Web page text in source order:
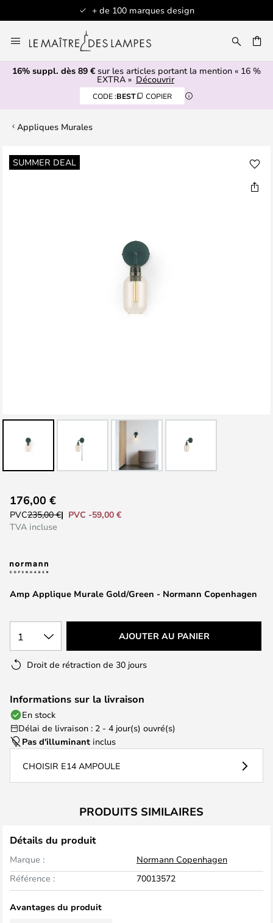
+ de 100 marques design
au
contenu
16% suppl. dès 89 € sur les articles portant la mention « 16 %
EXTRA » Découvrir
CODE :BEST COPIER
Appliques Murales
SUMMER DEAL
Skip
to
to
the
the
gallery
Amp Applique Murale Gold/Green - Normann Copenhagen
176,00 €
PVC235,00 €
PVC -59,00 €
TVA incluse
1 AJOUTER AU PANIER
Droit de rétraction de 30 jours
Informations sur la livraison
En stock
Délai de livraison : 2 - 4 jour(s) ouvré(s)
Pas d'illuminant inclus
CHOISIR E14 AMPOULE
PRODUITS SIMILAIRES
Détails du produit
Marque :
Normann Copenhagen
Référence :
70013572
Avantages du produit